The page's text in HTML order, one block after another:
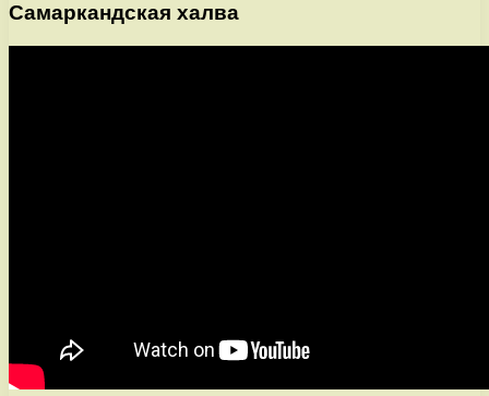
Самаркандская халва